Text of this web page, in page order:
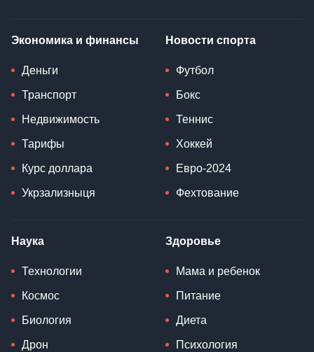
Экономика и финансы
Деньги
Транспорт
Недвижимость
Тарифы
Курс доллара
Укрзализныця
Новости спорта
Футбол
Бокс
Теннис
Хоккей
Евро-2024
Фехтование
Наука
Технологии
Космос
Биология
Дрон
Здоровье
Мама и ребенок
Питание
Диета
Психология